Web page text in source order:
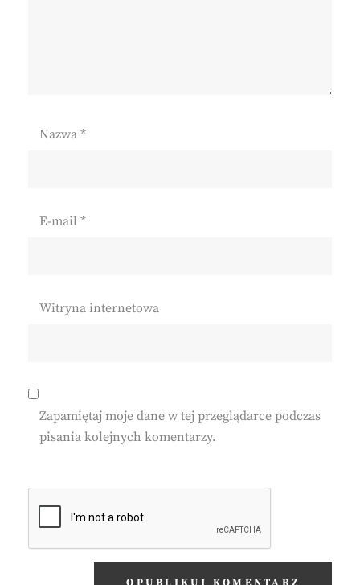
Nazwa *
E-mail *
Witryna internetowa
Zapamiętaj moje dane w tej przeglądarce podczas
pisania kolejnych komentarzy.